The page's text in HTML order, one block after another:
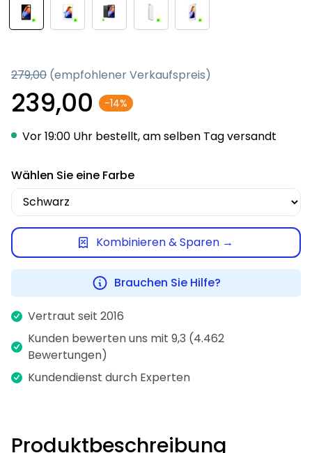
279,00 (empfohlener Verkaufspreis)
239,00 -14%
Vor 19:00 Uhr bestellt, am selben Tag versandt
Wählen Sie eine Farbe
Kombinieren & Sparen →
Brauchen Sie Hilfe?
Vertraut seit 2016
Kunden bewerten uns mit 9,3 (4.462
Bewertungen)
Kundendienst durch Experten
Produktbeschreibung